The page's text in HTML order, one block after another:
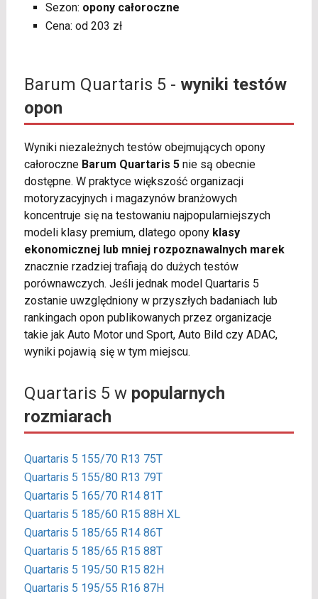
Sezon: opony całoroczne
Cena: od 203 zł
Barum Quartaris 5 - wyniki testów
opon
Wyniki niezależnych testów obejmujących opony
całoroczne Barum Quartaris 5nie są obecnie
dostępne. W praktyce większość organizacji
motoryzacyjnych i magazynów branżowych
koncentruje się na testowaniu najpopularniejszych
modeli klasy premium, dlatego opony klasy
ekonomicznej lub mniej rozpoznawalnych marek
znacznie rzadziej trafiają do dużych testów
porównawczych. Jeśli jednak model Quartaris 5
zostanie uwzględniony w przyszłych badaniach lub
rankingach opon publikowanych przez organizacje
takie jak Auto Motor und Sport, Auto Bild czy ADAC,
wyniki pojawią się w tym miejscu.
Quartaris 5 w popularnych
rozmiarach
Quartaris 5 155/70 R13 75T
Quartaris 5 155/80 R13 79T
Quartaris 5 165/70 R14 81T
Quartaris 5 185/60 R15 88H XL
Quartaris 5 185/65 R14 86T
Quartaris 5 185/65 R15 88T
Quartaris 5 195/50 R15 82H
Quartaris 5 195/55 R16 87H